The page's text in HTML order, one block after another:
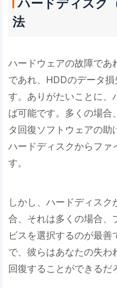
ハードディスク
法
ハードウェアの故障であ
であれ、HDDのデータ
す。ありがたいことに、
ば可能です。多くの場合
タ回復ソフトウェアの助
ハードディスクからファ
す。
しかし、ハードディス
合、それは多くの場合、
ビスを選択するのが最
で、彼らはあなたの失わ
回復することができるだ